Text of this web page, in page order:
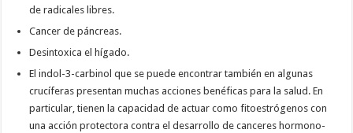
de radicales libres.
Cancer de páncreas.
Desintoxica el hígado.
El indol-3-carbinol que se puede encontrar también en algunas
crucíferas presentan muchas acciones benéficas para la salud. En
particular, tienen la capacidad de actuar como fitoestrógenos con
una acción protectora contra el desarrollo de canceres hormono-